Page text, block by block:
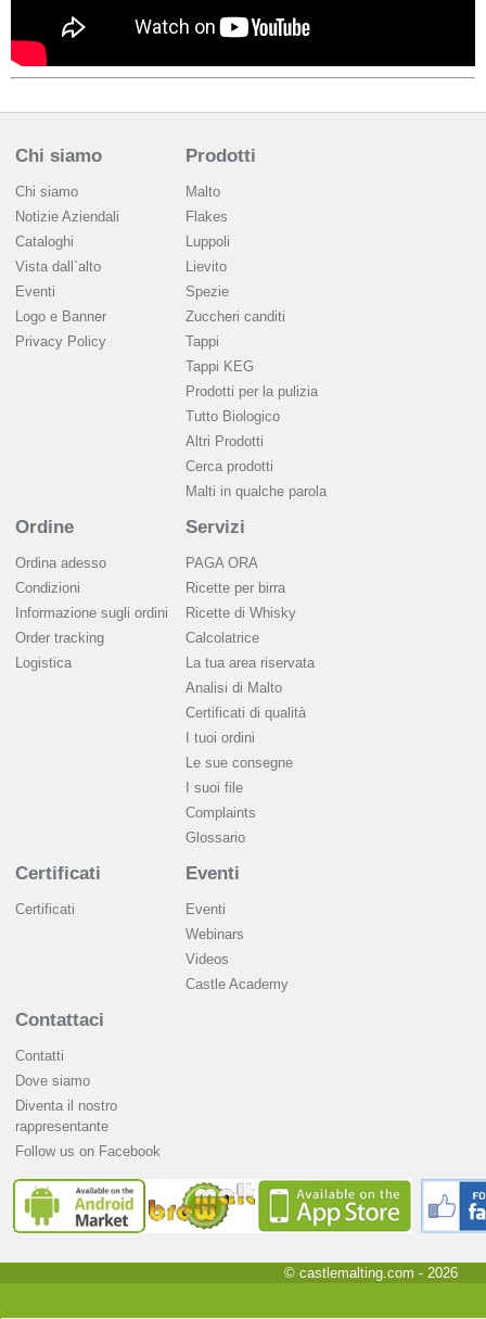
Chi siamo
Chi siamo
Notizie Aziendali
Cataloghi
Vista dall`alto
Eventi
Logo e Banner
Privacy Policy
Prodotti
Malto
Flakes
Luppoli
Lievito
Spezie
Zuccheri canditi
Tappi
Tappi KEG
Prodotti per la pulizia
Tutto Biologico
Altri Prodotti
Cerca prodotti
Malti in qualche parola
Ordine
Ordina adesso
Condizioni
Informazione sugli ordini
Order tracking
Logistica
Servizi
PAGA ORA
Ricette per birra
Ricette di Whisky
Calcolatrice
La tua area riservata
Analisi di Malto
Сertificati di qualità
I tuoi ordini
Le sue consegne
I suoi file
Complaints
Glossario
Certificati
Certificati
Eventi
Eventi
Webinars
Videos
Castle Academy
Contattaci
Contatti
Dove siamo
Diventa il nostro
rappresentante
Follow us on Facebook
© castlemalting.com - 2026